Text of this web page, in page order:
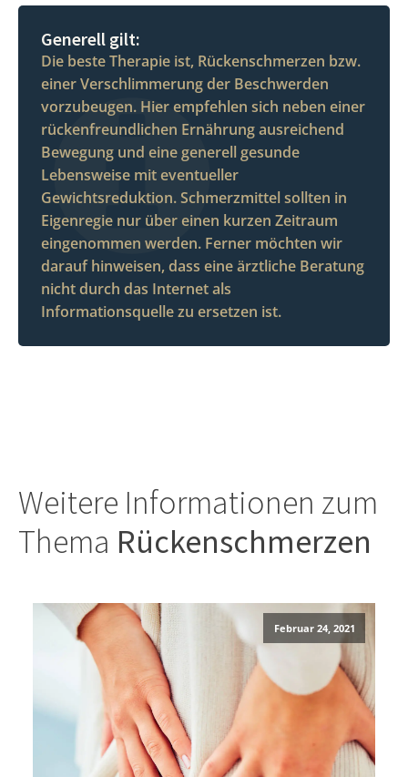
Generell gilt:
Die beste Therapie ist, Rückenschmerzen bzw.
einer Verschlimmerung der Beschwerden
vorzubeugen. Hier empfehlen sich neben einer
rückenfreundlichen Ernährung ausreichend
Bewegung und eine generell gesunde
Lebensweise mit eventueller
Gewichtsreduktion. Schmerzmittel sollten in
Eigenregie nur über einen kurzen Zeitraum
eingenommen werden. Ferner möchten wir
darauf hinweisen, dass eine ärztliche Beratung
nicht durch das Internet als
Informationsquelle zu ersetzen ist.
Weitere Informationen zum
Thema Rückenschmerzen
Februar 24, 2021